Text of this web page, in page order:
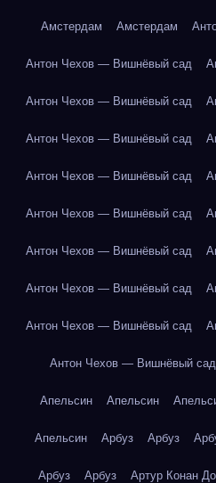
Амстердам Амстердам
Антон Чехов — Вишнёвый сад
Антон Чехов — Вишнёвый сад
Антон Чехов — Вишнёвый сад
Антон Чехов — Вишнёвый сад
Антон Чехов — Вишнёвый сад
Антон Чехов — Вишнёвый сад
Антон Чехов — Вишнёвый сад
Антон Чехов — Вишнёвый сад
Антон Чехов — Вишнёвый сад
Апельсин Апельсин
Апельсин Арбуз Арбуз
Арбуз Арбуз Артур Конан